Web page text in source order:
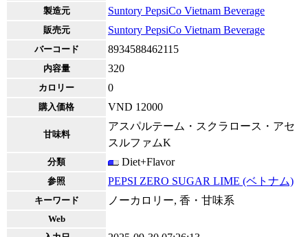
製造元 Suntory PepsiCo Vietnam Beverage
販売元 Suntory PepsiCo Vietnam Beverage
バーコード 8934588462115
内容量 320
カロリー 0
購入価格 VND 12000
甘味料
アスパルテーム・スクラロース・アセ
スルファムK
分類 Diet+Flavor
参照 PEPSI ZERO SUGAR LIME (ベトナム)
キーワード ノーカロリー, 香・甘味系
Web